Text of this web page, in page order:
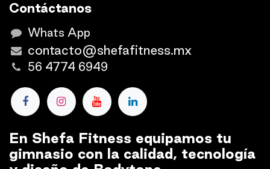
Contáctanos
Whats App
contacto@shefafitness.mx
56 4774 6949
En Shefa Fitness equipamos tu
gimnasio con la calidad, tecnología